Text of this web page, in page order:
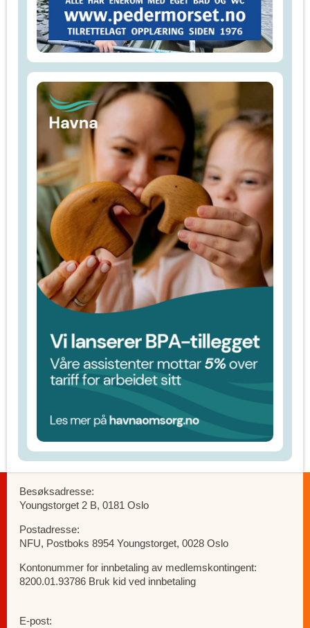
Besøksadresse:
Youngstorget 2 B, 0181 Oslo
Postadresse:
NFU, Postboks 8954 Youngstorget, 0028 Oslo
Kontonummer for innbetaling av medlemskontingent:
8200.01.93786 Bruk kid ved innbetaling
E-post: